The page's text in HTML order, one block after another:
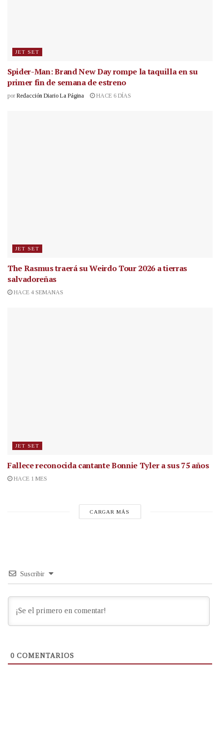
JET SET
Spider-Man: Brand New Day rompe la taquilla en su
primer fin de semana de estreno
por Redacción Diario La Página HACE 6 DÍAS
JET SET
The Rasmus traerá su Weirdo Tour 2026 a tierras
salvadoreñas
HACE 4 SEMANAS
JET SET
Fallece reconocida cantanteBonnie Tyler a sus 75 años
HACE 1 MES
CARGAR MÁS
Suscribir
0 COMENTARIOS